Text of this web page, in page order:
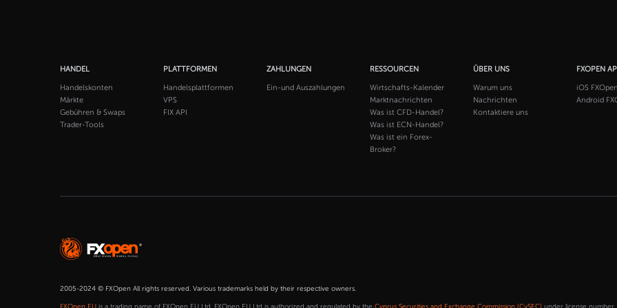
HANDEL
Handelskonten
Märkte
Gebühren & Swaps
Trader-Tools
PLATTFORMEN
Handelsplattformen
VPS
FIX API
ZAHLUNGEN
Ein-und Auszahlungen
RESSOURCEN
Wirtschafts-Kalender
Marktnachrichten
Was ist CFD-Handel?
Was ist ECN-Handel?
Was ist ein Forex-
Broker?
ÜBER UNS
Warum uns
Nachrichten
Kontaktiere uns
FXOPEN
iOS
Android
2005-2024 © FXOpen All rights reserved. Various trademarks held by their respective owners.